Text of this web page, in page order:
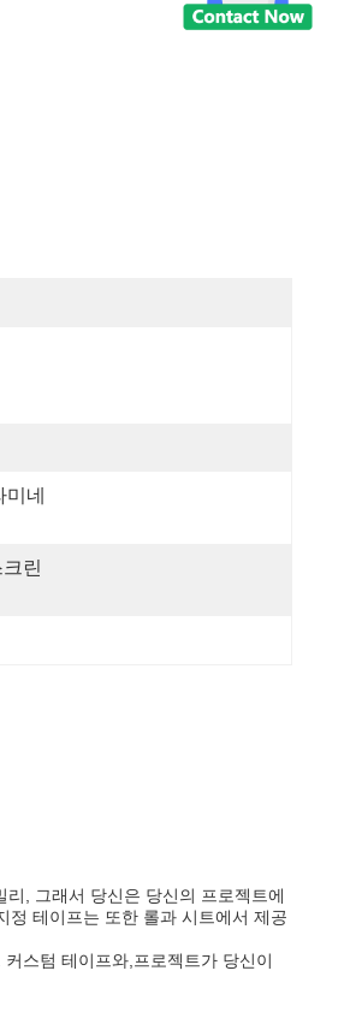
네
린
, 그래서 당신은 당신의 프로젝트에
정 테이프는 또한 롤과 시트에서 제공
스텀 테이프와,프로젝트가 당신이